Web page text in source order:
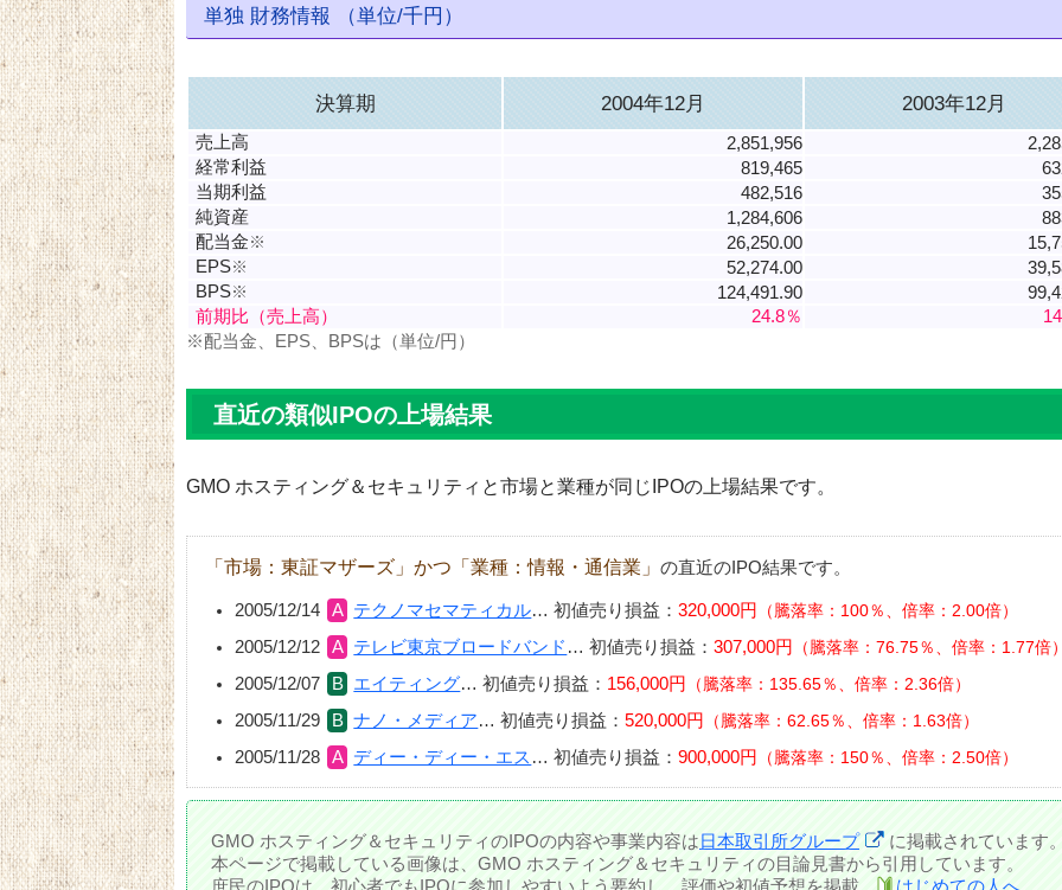
単独 財務情報 （単位/千円）
決算期 2004年12月 2003年12月
売上高 2,851,956
経常利益
819,465
当期利益
482,516
純資産
1,284,606
配当金※ 26,250.00
EPS※ 52,274.00
BPS※ 124,491.90
前期比（売上高）
24.8％
※配当金、EPS、BPSは（単位/円）
直近の類似IPOの上場結果
GMO ホスティング＆セキュリティと市場と業種が同じIPOの上場結果です。
「市場：東証マザーズ」かつ「業種：情報・通信業」 の直近のIPO結果です。
2005/12/14 テクノマセマティカル…初値売り損益：320,000円 騰落率：100％、倍率：2.00倍
2005/12/12 テレビ東京ブロードバンド …初値売り損益：307,000円 騰落率：76.75％、倍率：1.77倍
2005/12/07 エイティング…初値売り損益： 156,000円 騰落率：135.65％、倍率：2.36倍
2005/11/29 ナノ・メディア…初値売り損益：520,000円 騰落率：62.65％、倍率：1.63倍
2005/11/28 ディー・ディー・エス …初値売り損益：900,000円 騰落率：150％、倍率：2.50倍
GMO ホスティング＆セキュリティのIPOの内容や事業内容は日本取引所グループ
に掲載されています
本ページで掲載している画像は、GMO ホスティング＆セキュリティの目論見書から引用しています。